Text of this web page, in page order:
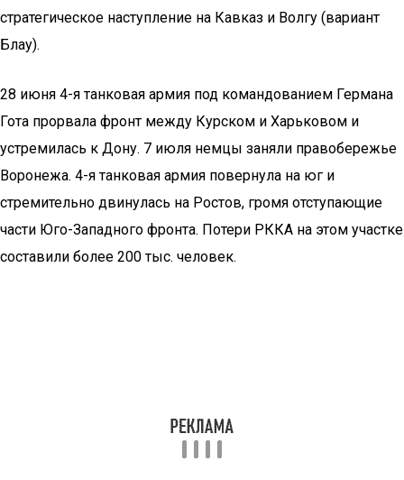
стратегическое наступление на Кавказ и Волгу (вариант
Блау).
28 июня 4-я танковая армия под командованием Германа
Гота прорвала фронт между Курском и Харьковом и
устремилась к Дону. 7 июля немцы заняли правобережье
Воронежа. 4-я танковая армия повернула на юг и
стремительно двинулась на Ростов, громя отступающие
части Юго-Западного фронта. Потери РККА на этом участке
составили более 200 тыс. человек.